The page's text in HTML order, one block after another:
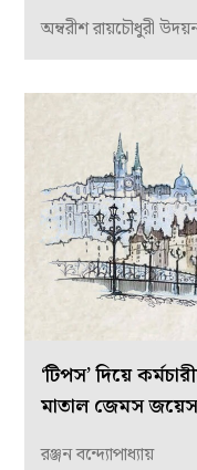
অম্বরীশ রায়চৌধুরী
‘টিপস’ দিয়ে
মাতাল জেমস
রঞ্জন বন্দ্যোপাধ্যায়